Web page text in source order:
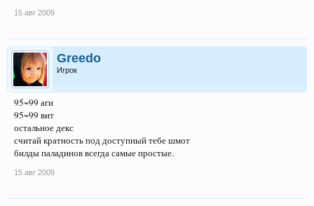
15 авг 2009
Greedo
Игрок
95~99 аги
95~99 вит
остальное декс
считай кратность под доступный тебе шмот
билды паладинов всегда самые простые.
15 авг 2009